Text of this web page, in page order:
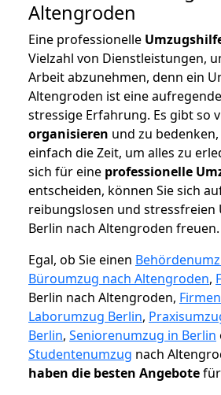
Altengroden
Eine professionelle
Vielzahl von Dienstleistungen,
Arbeit abzunehmen, denn ein
Altengroden ist eine
stressige Erfahrung. Es gibt so
organisieren und zu
einfach die Zeit, um alles zu
sich für eine professionelle
entscheiden, können Sie sich
reibungslosen und stressfreien
Berlin nach Altengroden freuen.
Egal, ob Sie einen
Büroumzug nach Altengroden,
Berlin nach Altengroden,
Laborumzug Berlin,
Berlin, Seniorenumzug in Berlin
Studentenumzug nach
haben die besten Angebote